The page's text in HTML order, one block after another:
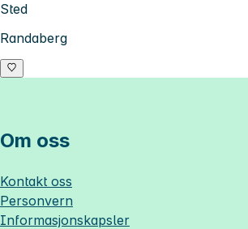
Sted
Randaberg
Om oss
Kontakt oss
Personvern
Informasjonskapsler